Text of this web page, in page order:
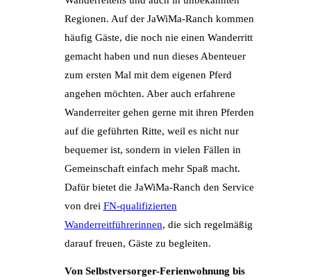
Regionen. Auf der JaWiMa-Ranch kommen
häufig Gäste, die noch nie einen Wanderritt
gemacht haben und nun dieses Abenteuer
zum ersten Mal mit dem eigenen Pferd
angehen möchten. Aber auch erfahrene
Wanderreiter gehen gerne mit ihren Pferden
auf die geführten Ritte, weil es nicht nur
bequemer ist, sondern in vielen Fällen in
Gemeinschaft einfach mehr Spaß macht.
Dafür bietet die JaWiMa-Ranch den Service
von drei FN-qualifizierten
Wanderreitführerinnen, die sich regelmäßig
darauf freuen, Gäste zu begleiten.
Von Selbstversorger-Ferienwohnung bis